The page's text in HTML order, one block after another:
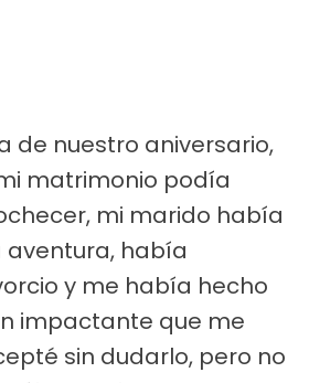
de nuestro aniversario,
matrimonio podía
mi marido había
había
y me había hecho
impactante que me
sin dudarlo, pero no